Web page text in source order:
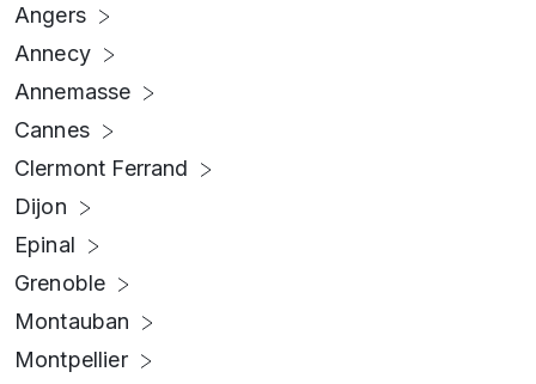
Angers
Annecy
Annemasse
Cannes
Clermont Ferrand
Dijon
Epinal
Grenoble
Montauban
Montpellier